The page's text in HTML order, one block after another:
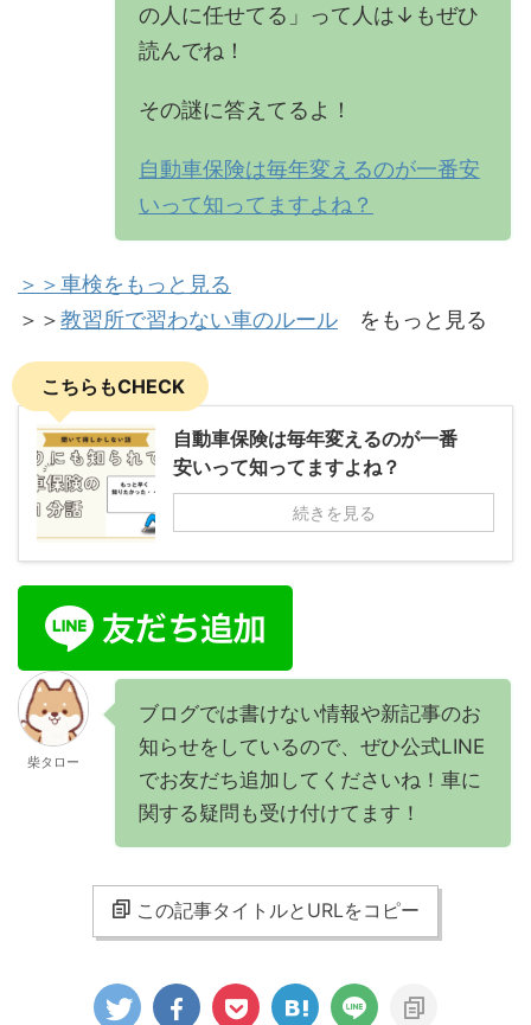
の人に任せてる」って人は↓もぜひ
読んでね！
その謎に答えてるよ！
自動車保険は毎年変えるのが一番安
いって知ってますよね？
＞＞車検をもっと見る
＞＞教習所で習わない車のルール をもっと見る
こちらもCHECK
自動車保険は毎年変えるのが一番
安いって知ってますよね？
続きを見る
柴タロー
ブログでは書けない情報や新記事のお
知らせをしているので、ぜひ公式LINE
でお友だち追加してくださいね！車に
関する疑問も受け付けてます！
この記事タイトルとURLをコピー